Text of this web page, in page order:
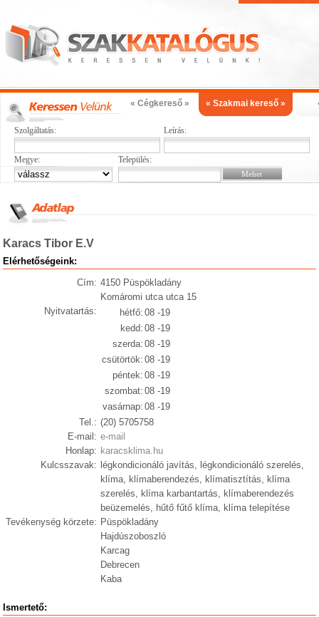
« Cégkereső » « Szakmai kereső »
Szolgáltatás: Leírás:
Megye: Település:
Karacs Tibor E.V
Elérhetőségeink:
Cím: 4150 Püspökladány
Komáromi utca utca 15
Nyitvatartás:
hétfő: 08 -19
kedd: 08 -19
szerda: 08 -19
csütörtök: 08 -19
péntek: 08 -19
szombat: 08 -19
vasárnap: 08 -19
Tel.: (20) 5705758
E-mail: e-mail
Honlap: karacsklima.hu
Kulcsszavak: légkondicionáló javítás, légkondicionáló szerelés,
klíma, klímaberendezés, klímatisztítás, klíma
szerelés, klíma karbantartás, klímaberendezés
beüzemelés, hűtő fűtő klíma, klíma telepítése
Tevékenység körzete: Püspökladány
Hajdúszoboszló
Karcag
Debrecen
Kaba
Ismertető: